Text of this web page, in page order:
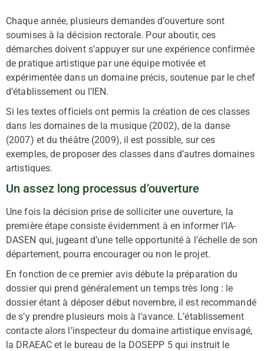
Chaque année, plusieurs demandes d’ouverture sont
soumises à la décision rectorale. Pour aboutir, ces
démarches doivent s’appuyer sur une expérience confirmée
de pratique artistique par une équipe motivée et
expérimentée dans un domaine précis, soutenue par le chef
d’établissement ou l’IEN.
Si les textes officiels ont permis la création de ces classes
dans les domaines de la musique (2002), de la danse
(2007) et du théâtre (2009), il est possible, sur ces
exemples, de proposer des classes dans d’autres domaines
artistiques.
Un assez long processus d’ouverture
Une fois la décision prise de solliciter une ouverture, la
première étape consiste évidemment à en informer l’IA-
DASEN qui, jugeant d’une telle opportunité à l’échelle de son
département, pourra encourager ou non le projet.
En fonction de ce premier avis débute la préparation du
dossier qui prend généralement un temps très long : le
dossier étant à déposer début novembre, il est recommandé
de s’y prendre plusieurs mois à l’avance. L’établissement
contacte alors l’inspecteur du domaine artistique envisagé,
la DRAEAC et le bureau de la DOSEPP 5 qui instruit le